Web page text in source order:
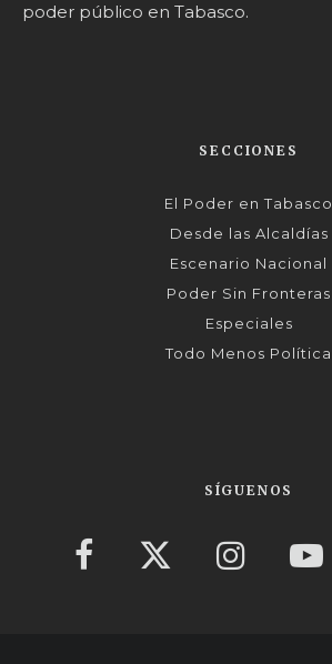
poder público en Tabasco.
SECCIONES
El Poder en Tabasco
Desde las Alcaldías
Escenario Nacional
Poder Sin Fronteras
Especiales
Todo Menos Política
SÍGUENOS